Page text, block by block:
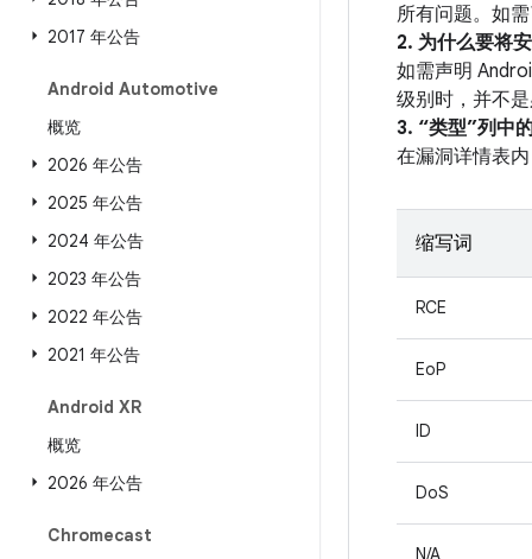
2017 年公告
Android Automotive
概览
2026 年公告
2025 年公告
2024 年公告
2023 年公告
2022 年公告
2021 年公告
Android XR
概览
2026 年公告
Chromecast
所有问题。如
2. 为什么要将
如需声明
级别时，并不
3. “类型”列中
在漏洞详情表
缩写词
RCE
EoP
ID
DoS
N/A